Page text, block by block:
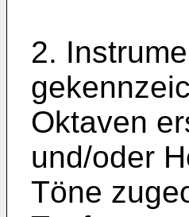
2.
Oktaven
und/oder
Töne